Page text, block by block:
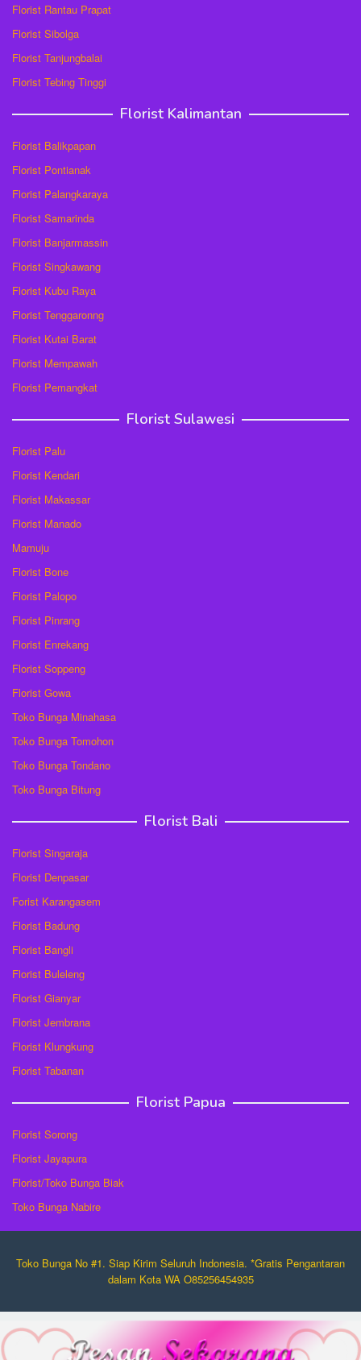
Florist Rantau Prapat
Florist Sibolga
Florist Tanjungbalai
Florist Tebing Tinggi
Florist Kalimantan
Florist Balikpapan
Florist Pontianak
Florist Palangkaraya
Florist Samarinda
Florist Banjarmassin
Florist Singkawang
Florist Kubu Raya
Florist Tenggaronng
Florist Kutai Barat
Florist Mempawah
Florist Pemangkat
Florist Sulawesi
Florist Palu
Florist Kendari
Florist Makassar
Florist Manado
Mamuju
Florist Bone
Florist Palopo
Florist Pinrang
Florist Enrekang
Florist Soppeng
Florist Gowa
Toko Bunga Minahasa
Toko Bunga Tomohon
Toko Bunga Tondano
Toko Bunga Bitung
Florist Bali
Florist Singaraja
Florist Denpasar
Forist Karangasem
Florist Badung
Florist Bangli
Florist Buleleng
Florist Gianyar
Florist Jembrana
Florist Klungkung
Florist Tabanan
Florist Papua
Florist Sorong
Florist Jayapura
Florist/Toko Bunga Biak
Toko Bunga Nabire
Toko Bunga No #1. Siap Kirim Seluruh Indonesia. *Gratis Pengantaran
dalam Kota WA O85256454935